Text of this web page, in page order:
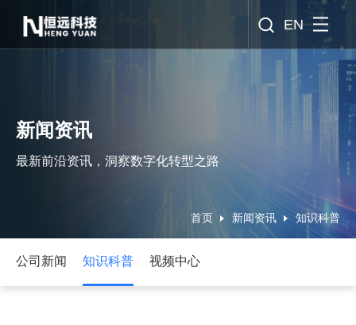
EN
新闻资讯
最新前沿资讯，洞察数字化转型之路
首页 新闻资讯 知识科普
公司新闻 知识科普 视频中心